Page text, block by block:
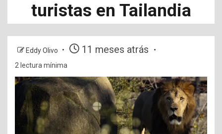
turistas en Tailandia
Eddy Olivo 11 meses atrás
2 lectura mínima